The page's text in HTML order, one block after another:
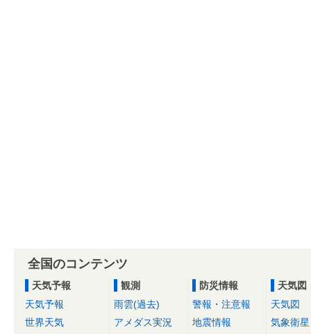
全国のコンテンツ
天気予報
天気予報
世界天気
観測
雨雲(過去)
アメダス実況
防災情報
警報・注意報
地震情報
天気図
天気図
気象衛星